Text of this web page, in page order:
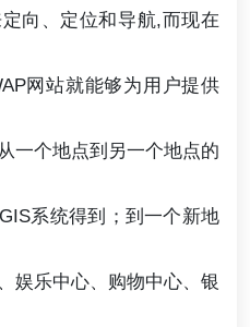
向、定位和导航,而现在
网站就能够为用户提供
一个地点到另一个地点的
系统得到；到一个新地
娱乐中心、购物中心、银